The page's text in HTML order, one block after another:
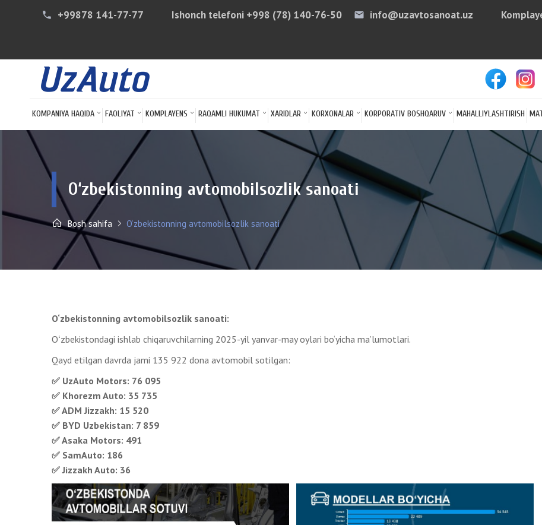
phone +99878 141-77-77 Ishonch telefoni +998 (78) 140-76-50 email info@uzavtosanoat.uz arrow
KOMPANIYA HAQIDA FAOLIYAT KOMPLAYENS RAQAMLI HUKUMAT XARIDLAR KORXONALAR KORPORATIV BOSHQARUV MAHALLIYLASHTIRISH
O‘zbekistonning avtomobilsozlik sanoati
Bosh sahifa O‘zbekistonning avtomobilsozlik sanoati
O‘zbekistonning avtomobilsozlik sanoati:
Oʻzbekistondagi ishlab chiqaruvchilarning 2025-yil yanvar-may oylari bo‘yicha ma’lumotlari.
Qayd etilgan davrda jami 135 922 dona avtomobil sotilgan:
✅ UzAuto Motors: 76 095
✅ Khorezm Auto: 35 735
✅ ADM Jizzakh: 15 520
✅ BYD Uzbekistan: 7 859
✅ Asaka Motors: 491
✅ SamAuto: 186
✅ Jizzakh Auto: 36